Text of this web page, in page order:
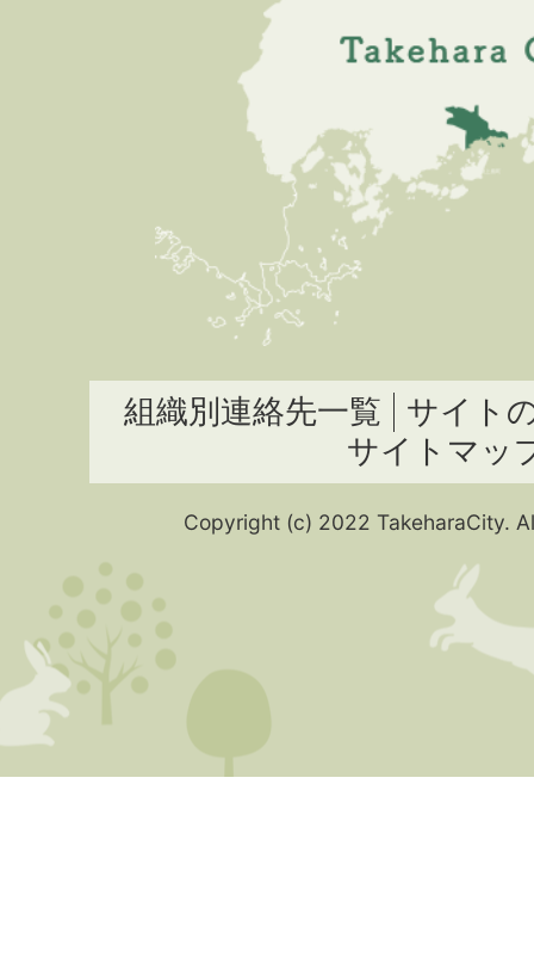
組織別連絡先一覧
サイト
サイトマッ
Copyright (c) 2022 TakeharaCity.